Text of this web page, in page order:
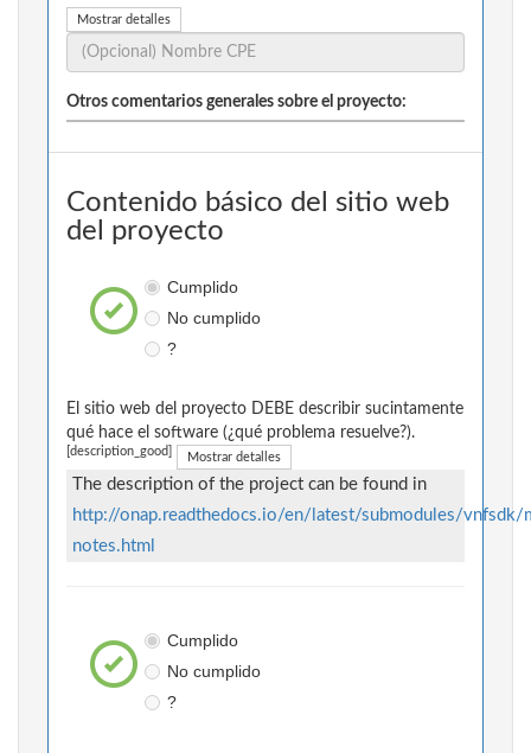
Mostrar detalles
Otros comentarios generales sobre el proyecto:
Contenido básico del sitio web
del proyecto
Cumplido
No cumplido
?
El sitio web del proyecto DEBE describir sucintamente
qué hace el software (¿qué problema resuelve?).
[description_good] Mostrar detalles
The description of the project can be found in
http://onap.readthedocs.io/en/latest/submodules/
notes.html
Cumplido
No cumplido
?